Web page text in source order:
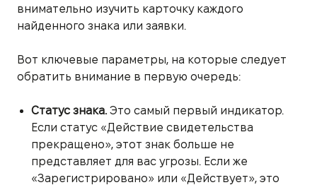
внимательно изучить карточку каждого
найденного знака или заявки.
Вот ключевые параметры, на которые следует
обратить внимание в первую очередь:
Статус знака. Это самый первый индикатор.
Если статус «Действие свидетельства
прекращено», этот знак больше не
представляет для вас угрозы. Если же
«Зарегистрировано» или «Действует», это